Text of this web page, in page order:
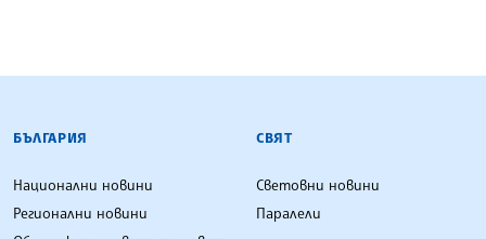
БЪЛГАРСКА ТЕЛЕГРАФНА АГЕНЦИЯ
БЪЛГАРИЯ
Национални новини
Регионални новини
СВЯТ
Световни новини
Паралели